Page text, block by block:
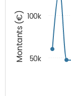
Montants (€) 50k
100k